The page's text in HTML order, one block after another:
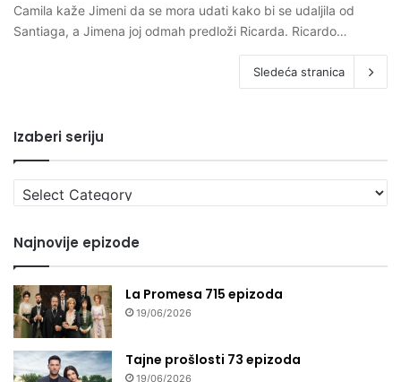
Camila kaže Jimeni da se mora udati kako bi se udaljila od
Santiaga, a Jimena joj odmah predloži Ricarda. Ricardo…
Sledeća stranica
Izaberi seriju
Izaberi
seriju
Najnovije epizode
La Promesa 715 epizoda
19/06/2026
Tajne prošlosti 73 epizoda
19/06/2026